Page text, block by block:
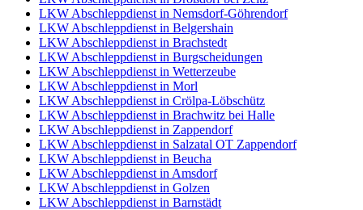
LKW Abschleppdienst in Nemsdorf-Göhrendorf
LKW Abschleppdienst in Belgershain
LKW Abschleppdienst in Brachstedt
LKW Abschleppdienst in Burgscheidungen
LKW Abschleppdienst in Wetterzeube
LKW Abschleppdienst in Morl
LKW Abschleppdienst in Crölpa-Löbschütz
LKW Abschleppdienst in Brachwitz bei Halle
LKW Abschleppdienst in Zappendorf
LKW Abschleppdienst in Salzatal OT Zappendorf
LKW Abschleppdienst in Beucha
LKW Abschleppdienst in Amsdorf
LKW Abschleppdienst in Golzen
LKW Abschleppdienst in Barnstädt